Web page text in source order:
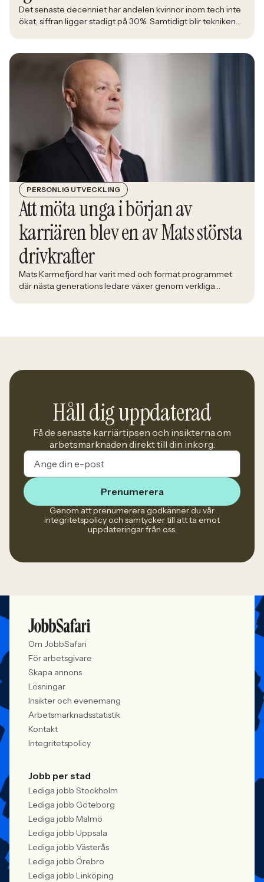
Det senaste decenniet har andelen kvinnor inom tech inte
ökat, siffran ligger stadigt på 30%. Samtidigt blir tekniken
den låga andelen kvinnor inom branschen är en ren
PERSONLIG UTVECKLING
Att möta unga i början av
karriären blev en av Mats största
drivkrafter
Mats Karmefjord har varit med och format programmet
där nästa generations ledare växer genom verkliga
Håll dig uppdaterad
Få de senaste karriärtipsen och insikterna om
arbetsmarknaden direkt till din inkorg.
Prenumerera
Genom att prenumerera godkänner du vår
integritetspolicy och samtycker till att ta emot
uppdateringar från oss.
Om JobbSafari
För arbetsgivare
Skapa annons
Lösningar
Insikter och evenemang
Arbetsmarknadsstatistik
Kontakt
Integritetspolicy
Jobb per stad
Lediga jobb Stockholm
Lediga jobb Göteborg
Lediga jobb Malmö
Lediga jobb Uppsala
Lediga jobb Västerås
Lediga jobb Örebro
Lediga jobb Linköping